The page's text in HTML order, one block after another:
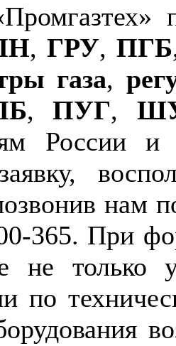
, ГРУ, ПГБ
газа,
,ПУГ,
России
нам
365. При
не только
по